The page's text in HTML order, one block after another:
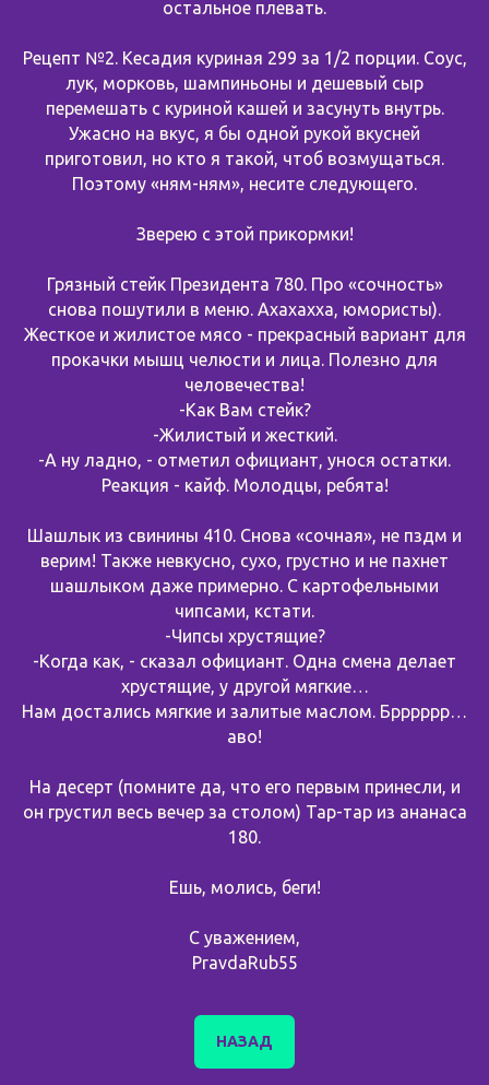
остальное плевать.
Рецепт №2. Кесадия куриная 299 за 1/2 порции. Соус,
лук, морковь, шампиньоны и дешевый сыр
перемешать с куриной кашей и засунуть внутрь.
Ужасно на вкус, я бы одной рукой вкусней
приготовил, но кто я такой, чтоб возмущаться.
Поэтому «ням-ням», несите следующего.
Зверею с этой прикормки!
Грязный стейк Президента 780. Про «сочность»
снова пошутили в меню. Ахахахха, юмористы).
Жесткое и жилистое мясо - прекрасный вариант для
прокачки мышц челюсти и лица. Полезно для
человечества!
-Как Вам стейк?
-Жилистый и жесткий.
-А ну ладно, - отметил официант, унося остатки.
Реакция - кайф. Молодцы, ребята!
Шашлык из свинины 410. Снова «сочная», не пздм и
верим! Также невкусно, сухо, грустно и не пахнет
шашлыком даже примерно. С картофельными
чипсами, кстати.
-Чипсы хрустящие?
-Когда как, - сказал официант. Одна смена делает
хрустящие, у другой мягкие…
Нам достались мягкие и залитые маслом. Брррррр…
аво!
На десерт (помните да, что его первым принесли, и
он грустил весь вечер за столом) Тар-тар из ананаса
180.
Ешь, молись, беги!
С уважением,
PravdaRub55
НАЗАД